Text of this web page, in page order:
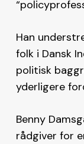
Han
folk i Dansk
politisk
yderligere
Benny
rådgiver for